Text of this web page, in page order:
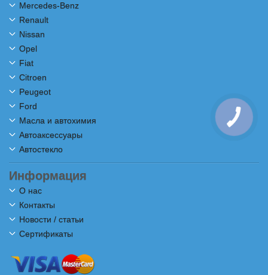
Mercedes-Benz
Renault
Nissan
Opel
Fiat
Citroen
Peugeot
Ford
Масла и автохимия
Автоаксессуары
Автостекло
Информация
О нас
Контакты
Новости / статьи
Сертификаты